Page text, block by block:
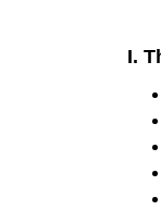
I.